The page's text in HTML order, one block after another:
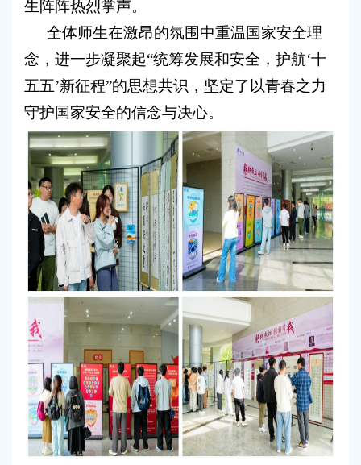
生阵阵热烈掌声。
全体师生在激昂的氛围中重温国家安全理
念，进一步凝聚起“统筹发展和安全，护航‘十
五五’新征程”的思想共识，坚定了以青春之力
守护国家安全的信念与决心。